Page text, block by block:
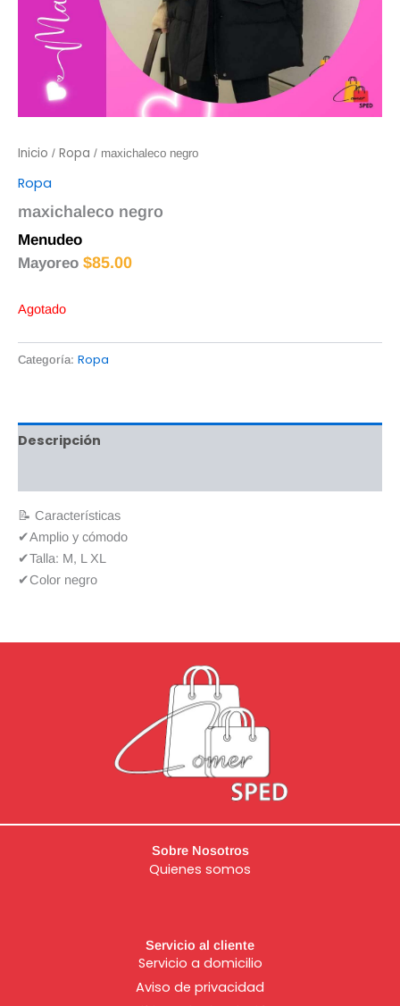
Inicio / Ropa / maxichaleco negro
Ropa
maxichaleco negro
Menudeo
Mayoreo $85.00
Agotado
Categoría: Ropa
Descripción
📝 Características
✔Amplio y cómodo
✔Talla: M, L XL
✔Color negro
Sobre Nosotros
Quienes somos
Servicio al cliente
Servicio a domicilio
Aviso de privacidad